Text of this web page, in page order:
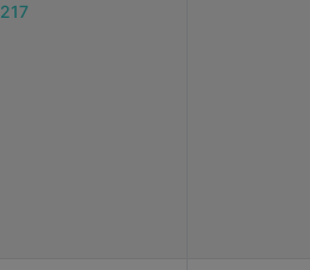
217